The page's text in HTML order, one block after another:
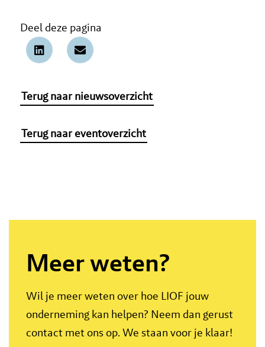
Deel deze pagina
Terug naar nieuwsoverzicht
Terug naar eventoverzicht
Meer weten?
Wil je meer weten over hoe LIOF jouw
onderneming kan helpen? Neem dan gerust
contact met ons op. We staan voor je klaar!